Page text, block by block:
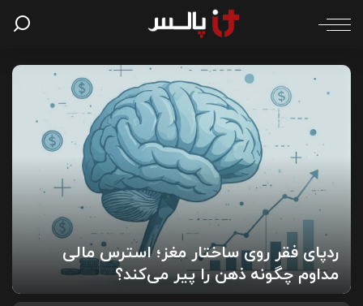
ردپای فقر روی ساختار مغز؛ استرس مالی
مداوم چگونه ذهن را پیر می‌کند؟